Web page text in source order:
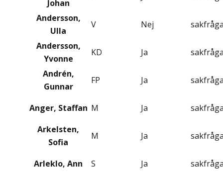
Johan
Andersson,
Ulla
V Nej
Andersson,
Yvonne
KD Ja
Andrén,
Gunnar
FP Ja
Anger, Staffan M Ja
Arkelsten,
Sofia
M Ja
Arleklo, Ann S Ja